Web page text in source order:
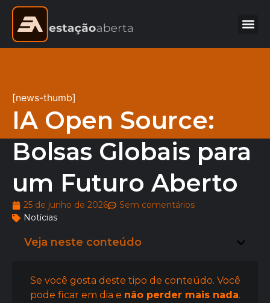
[news-thumb]
IA Open Source:
Bolsas Globais para
um Futuro Aberto
25 de junho de 2026
Sem comentários
Notícias
Veja neste conteúdo
Se você gosta deste tipo de conteúdo. Você
pode ficar em dia e não perder mais nada.